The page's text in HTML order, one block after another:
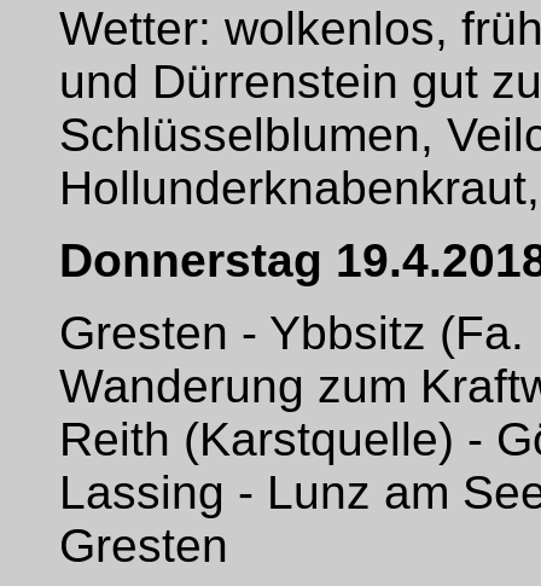
Wetter: wolkenlos,
und Dürrenstein gut
Schlüsselblumen,
Donnerstag
Gresten - Ybbsitz
Wanderung zum
Reith (Karstquelle) -
Lassing - Lunz am
Gresten